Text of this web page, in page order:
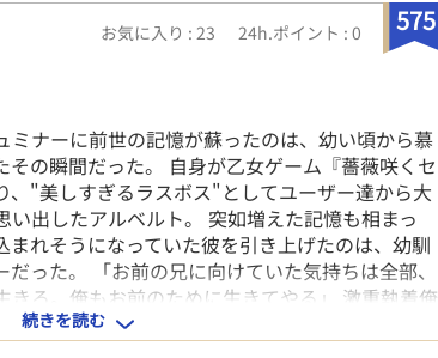
575
お気に入り : 23 24h.ポイント : 0
ミナーに前世の記憶が蘇ったのは、幼い頃から慕
その瞬間だった。 自身が乙女ゲーム『薔薇咲くセ
、"美しすぎるラスボス"としてユーザー達から大
い出したアルベルト。 突如増えた記憶も相まっ
れそうになっていた彼を引き上げたのは、幼馴
った。 「お前の兄に向けていた気持ちは全部、
きろ。俺もお前のために生きてやる」 激重執着俺
※初書きです ※受け攻め両方割と病んでます
続きを読む